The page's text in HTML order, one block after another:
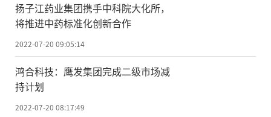
扬子江药业集团携手中科院大化所，
将推进中药标准化创新合作
2022-07-20 09:05:14
鸿合科技：鹰发集团完成二级市场减
持计划
2022-07-20 08:17:49